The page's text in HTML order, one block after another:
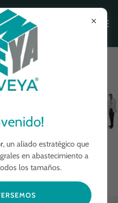
PEDIDO AQUÍ
, un aliado estratégico que
en abastecimiento a
los tamaños.